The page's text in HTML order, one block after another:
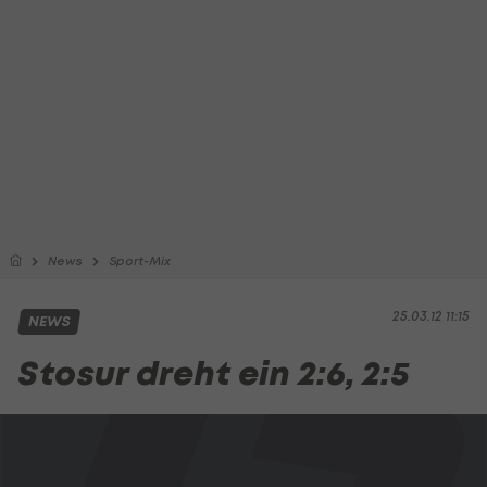
News Sport-Mix
25.03.12 11:15
NEWS
Stosur dreht ein 2:6, 2:5